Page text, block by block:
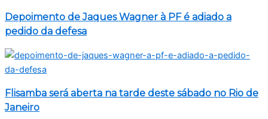
Depoimento de Jaques Wagner à PF é adiado a
pedido da defesa
Flisamba será aberta na tarde deste sábado no Rio de
Janeiro